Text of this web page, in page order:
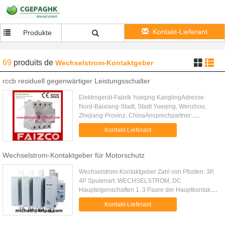
Produkte Kontakt-Lieferant
69 produits de Wechselstrom-Kontaktgeber
rccb residuell gegenwärtiger Leistungsschalter
Elektrogerät-Fabrik Yueqing KanglingAdresse:
Nord-Baixiang-Stadt, Stadt Yueqing, Wenzhou,
Zhejiang-Provinz, ChinaAnsprechpartner:
Ms.WendyTelefon: 86-577-62868266-8005/86-
0577-62868005Fax: 86-0577-62868267Mobil...
Kontakt-Lieferant
Wechselstrom-Kontaktgeber für Motorschutz
Wechselstrom-Kontaktgeber Zahl von Pfosten: 3P,
4P Spulenart: WECHSELSTROM, DC
Haupteigenschaften 1. 3 Paare der Hauptkontakte
2. Geregelt durch Schraube 3. AC-/DCspule 4.
Breite Spulenspannung 5. Seien mit dem ...
Kontakt-Lieferant